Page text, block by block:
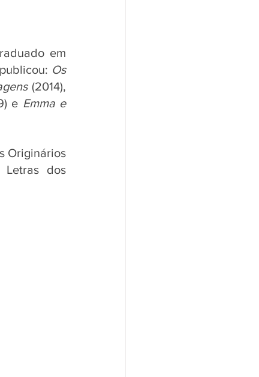
em
Os
e Emma e
Originários
dos